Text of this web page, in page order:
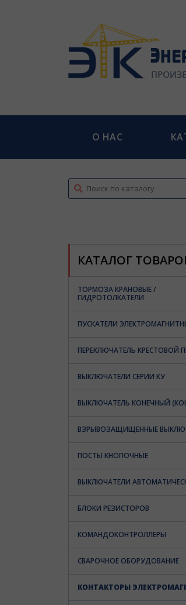
О НАС
КАТАЛОГ
ТОРМОЗА КРАНОВЫЕ /
ГИДРОТОЛКАТЕЛИ
ПУСКАТЕЛИ
ПЕРЕКЛЮЧАТЕЛЬ КРЕСТОВОЙ
ВЫКЛЮЧАТЕЛИ СЕРИИ КУ
ВЫКЛЮЧАТЕЛЬ КОНЕЧНЫЙ
ВЗРЫВОЗАЩИЩЕННЫЕ
ПОСТЫ КНОПОЧНЫЕ
ВЫКЛЮЧАТЕЛИ
БЛОКИ РЕЗИСТОРОВ
КОМАНДОКОНТРОЛЛЕРЫ
СВАРОЧНОЕ ОБОРУДОВАНИЕ
КОНТАКТОРЫ